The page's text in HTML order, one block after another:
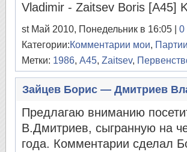
Vladimir - Zaitsev Boris [A45]
st Май 2010, Понедельник в 16:05 | 0
Категории:Комментарии мои,
Метки: 1986, A45, Zaitsev,
Зайцев Борис — Дмитриев
Предлагаю вниманию
В.Дмитриев, сыгранную на
года. Комментарии сделал